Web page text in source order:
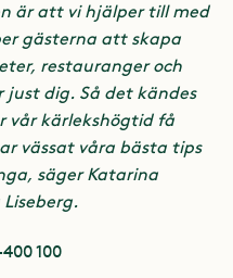
är att vi hjälper till med
gästerna att skapa
restauranger och
just dig. Så det kändes
kärlekshögtid få
vässat våra bästa tips
säger Katarina
100